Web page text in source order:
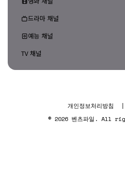
드라마 채널
예능 채널
TV 채널
개인정보처리방침 |
© 2026 벤츠파일. All